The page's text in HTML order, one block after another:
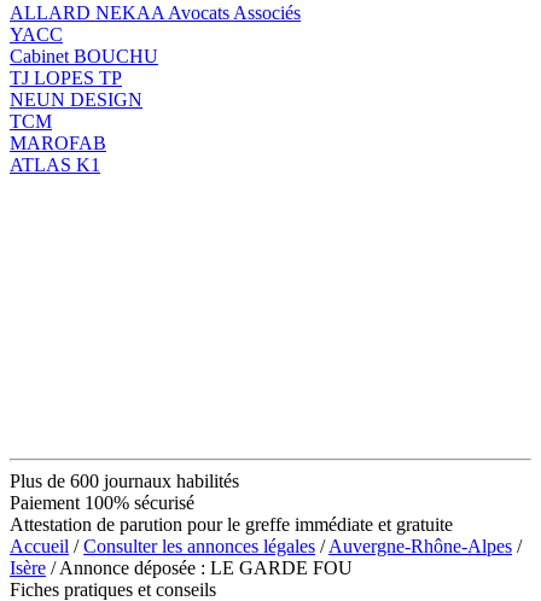
ALLARD NEKAA Avocats Associés
YACC
Cabinet BOUCHU
TJ LOPES TP
NEUN DESIGN
TCM
MAROFAB
ATLAS K1
Plus de 600 journaux habilités
Paiement 100% sécurisé
Attestation de parution pour le greffe immédiate et gratuite
Accueil /Consulter les annonces légales /Auvergne-Rhône-Alpes /
Isère / Annonce déposée : LE GARDE FOU
Fiches pratiques et conseils